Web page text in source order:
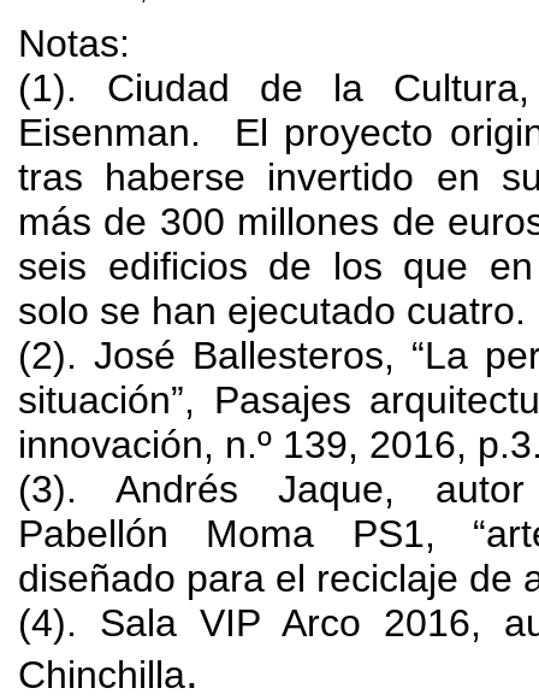
Notas:
(1). Ciudad de la Cultura
Eisenman.
El proyecto
tras haberse invertido en
más de 300 millones de
seis edificios de los que
solo se han ejecutado cuatro.
(2). José Ballesteros, “La
situación”, Pasajes
innovación, n.º 139, 2016, p.3
(3). Andrés Jaque,
Pabellón Moma PS1,
diseñado para el reciclaje de
(4). Sala VIP Arco 2016,
Chinchilla.